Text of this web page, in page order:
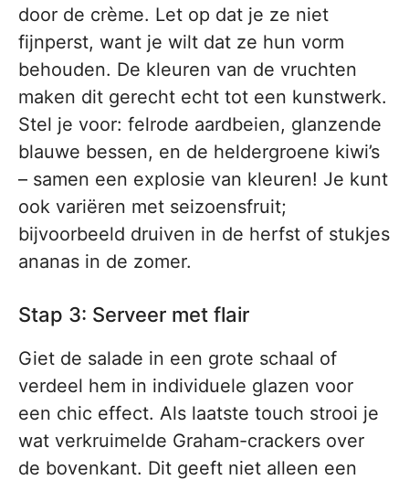
door de crème. Let op dat je ze niet
fijnperst, want je wilt dat ze hun vorm
behouden. De kleuren van de vruchten
maken dit gerecht echt tot een kunstwerk.
Stel je voor: felrode aardbeien, glanzende
blauwe bessen, en de heldergroene kiwi’s
– samen een explosie van kleuren! Je kunt
ook variëren met seizoensfruit;
bijvoorbeeld druiven in de herfst of stukjes
ananas in de zomer.
Stap 3: Serveer met flair
Giet de salade in een grote schaal of
verdeel hem in individuele glazen voor
een chic effect. Als laatste touch strooi je
wat verkruimelde Graham-crackers over
de bovenkant. Dit geeft niet alleen een